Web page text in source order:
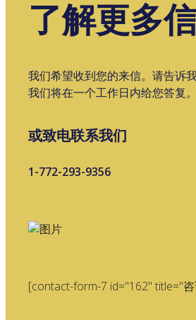
了解更多
我们希望收到您的来信。请告诉
我们将在一个工作日内给您答复。
或致电联系我们
1-772-293-9356
[contact-form-7 id="162" title="